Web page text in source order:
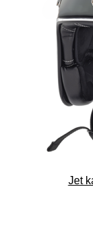
Jet